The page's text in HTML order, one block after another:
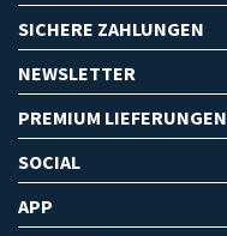
SICHERE ZAHLUNGEN
NEWSLETTER
PREMIUM LIEFERUNGEN
SOCIAL
APP